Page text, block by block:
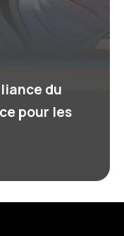
du
pour les